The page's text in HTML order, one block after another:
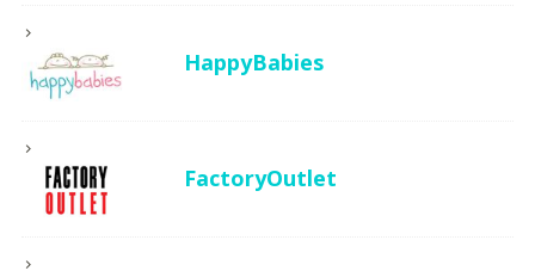
HappyBabies
FactoryOutlet